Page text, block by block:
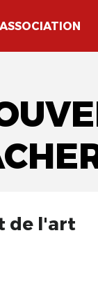
ASSOCIATION